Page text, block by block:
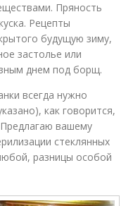
Пряность
Рецепты
будущую зиму,
застолье или
днем под борщ.
всегда нужно
как говорится,
вашему
стеклянных
разницы особой